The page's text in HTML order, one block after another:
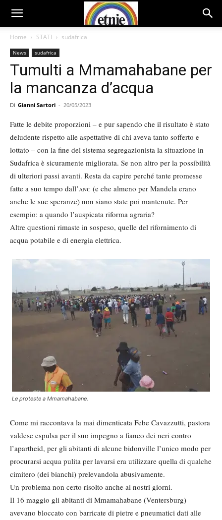
Home STATI sudafrica
News sudafrica
Tumulti a Mmamahabane per
la mancanza d’acqua
Di Gianni Sartori - 20/05/2023
Fatte le debite proporzioni – e pur sapendo che il risultato è stato
deludente rispetto alle aspettative di chi aveva tanto sofferto e
lottato – con la fine del sistema segregazionista la situazione in
Sudafrica è sicuramente migliorata. Se non altro per la possibilità
di ulteriori passi avanti. Resta da capire perché tante promesse
fatte a suo tempo dall’anc (e che almeno per Mandela erano
anche le sue speranze) non siano state poi mantenute. Per
esempio: a quando l’auspicata riforma agraria?
Altre questioni rimaste in sospeso, quelle del rifornimento di
acqua potabile e di energia elettrica.
Le proteste a Mmamahabane.
Come mi raccontava la mai dimenticata Febe Cavazzutti, pastora
valdese espulsa per il suo impegno a fianco dei neri contro
l’apartheid, per gli abitanti di alcune bidonville l’unico modo per
procurarsi acqua pulita per lavarsi era utilizzare quella di qualche
cimitero (dei bianchi) prelevandola abusivamente.
Un problema non certo risolto anche ai nostri giorni.
Il 16 maggio gli abitanti di Mmamahabane (Ventersburg)
avevano bloccato con barricate di pietre e pneumatici dati alle